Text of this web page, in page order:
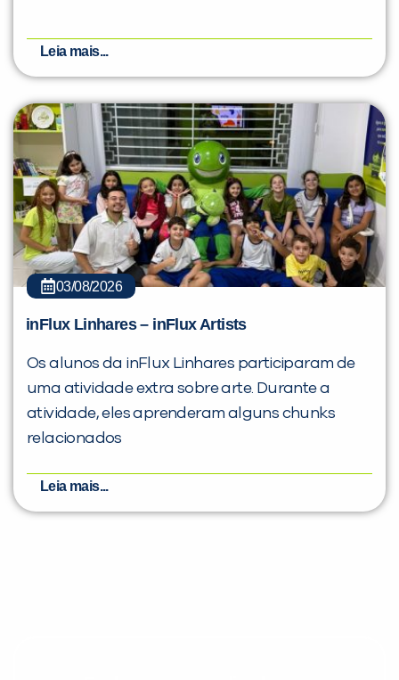
Leia mais...
03/08/2026
inFlux Linhares – inFlux Artists
Os alunos da inFlux Linhares participaram de
uma atividade extra sobre arte. Durante a
atividade, eles aprenderam alguns chunks
relacionados
Leia mais...